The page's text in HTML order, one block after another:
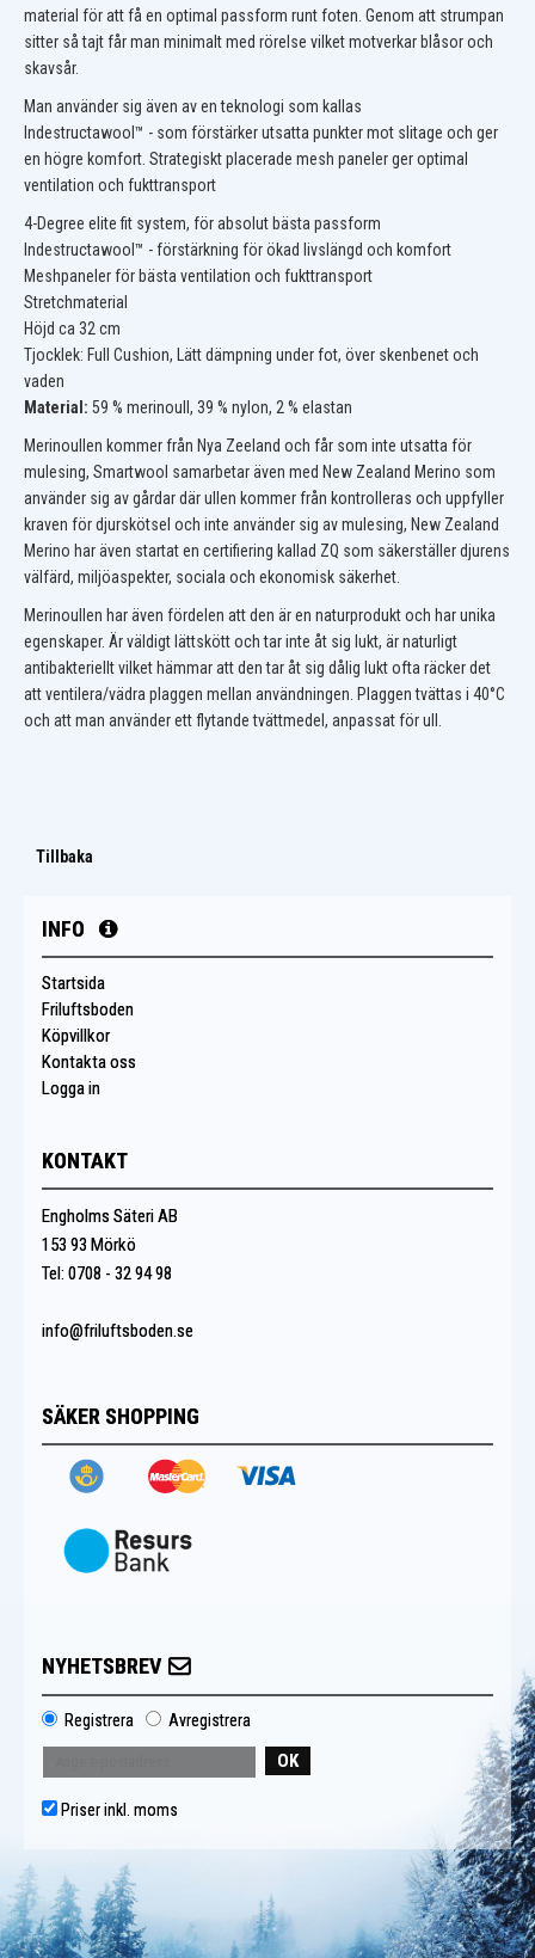
material för att få en optimal passform runt foten. Genom att strumpan
sitter så tajt får man minimalt med rörelse vilket motverkar blåsor och
skavsår.
Man använder sig även av en teknologi som kallas
Indestructawool™ - som förstärker utsatta punkter mot slitage och ger
en högre komfort. Strategiskt placerade mesh paneler ger optimal
ventilation och fukttransport
4-Degree elite fit system, för absolut bästa passform
Indestructawool™ - förstärkning för ökad livslängd och komfort
Meshpaneler för bästa ventilation och fukttransport
Stretchmaterial
Höjd ca 32 cm
Tjocklek: Full Cushion, Lätt dämpning under fot, över skenbenet och
vaden
Material: 59 % merinoull, 39 % nylon, 2 % elastan
Merinoullen kommer från Nya Zeeland och får som inte utsatta för
mulesing, Smartwool samarbetar även med New Zealand Merino som
använder sig av gårdar där ullen kommer från kontrolleras och uppfyller
kraven för djurskötsel och inte använder sig av mulesing, New Zealand
Merino har även startat en certifiering kallad ZQ som säkerställer djurens
välfärd, miljöaspekter, sociala och ekonomisk säkerhet.
Merinoullen har även fördelen att den är en naturprodukt och har unika
egenskaper. Är väldigt lättskött och tar inte åt sig lukt, är naturligt
antibakteriellt vilket hämmar att den tar åt sig dålig lukt ofta räcker det
att ventilera/vädra plaggen mellan användningen. Plaggen tvättas i 40°C
och att man använder ett flytande tvättmedel, anpassat för ull.
Tillbaka
INFO
Startsida
Friluftsboden
Köpvillkor
Kontakta oss
Logga in
KONTAKT
Engholms Säteri AB
153 93 Mörkö
Tel: 0708 - 32 94 98
info@friluftsboden.se
SÄKER SHOPPING
NYHETSBREV
Registrera Avregistrera
OK
Priser inkl. moms